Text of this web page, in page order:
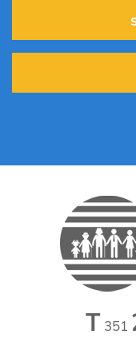
T 351